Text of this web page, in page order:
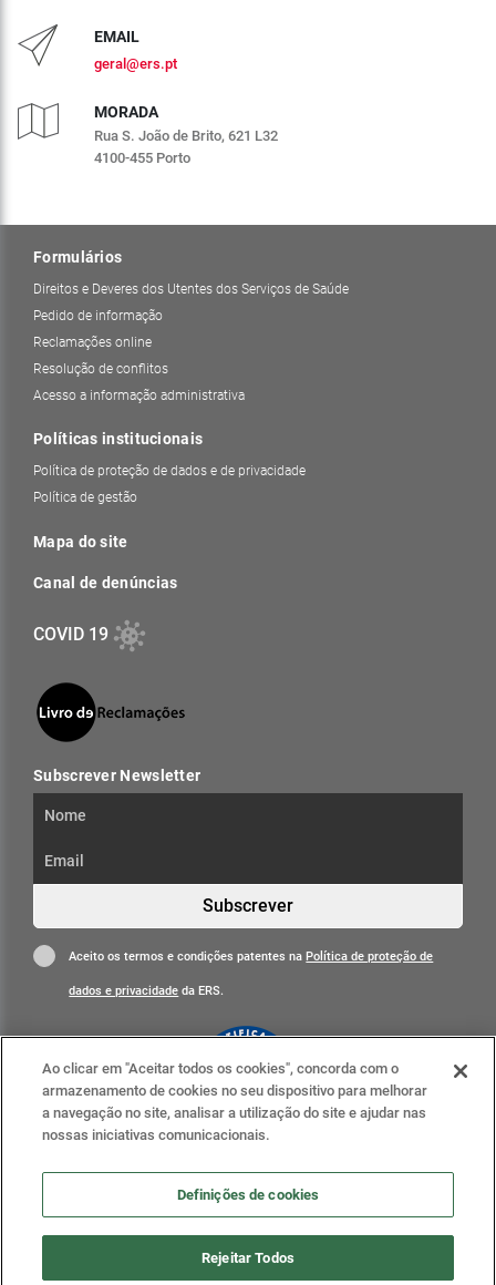
EMAIL
geral@ers.pt
MORADA
Rua S. João de Brito, 621 L32
4100-455 Porto
Formulários
Direitos e Deveres dos Utentes dos Serviços de Saúde
Pedido de informação
Reclamações online
Resolução de conflitos
Acesso a informação administrativa
Políticas institucionais
Política de proteção de dados e de privacidade
Política de gestão
Mapa do site
Canal de denúncias
COVID 19
Subscrever Newsletter
Subscrever
Aceito os termos e condições patentes naPolítica de proteção de
dados e privacidade da ERS.
Clique para mais informações
ERS nas redes sociais
Ao clicar em "Aceitar todos os cookies", concorda com o
armazenamento de cookies no seu dispositivo para melhorar
a navegação no site, analisar a utilização do site e ajudar nas
nossas iniciativas comunicacionais.
Definições de cookies
Rejeitar Todos